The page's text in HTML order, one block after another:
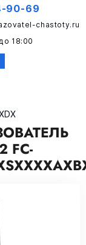
chastoty.ru
90-69
18:00
FC-